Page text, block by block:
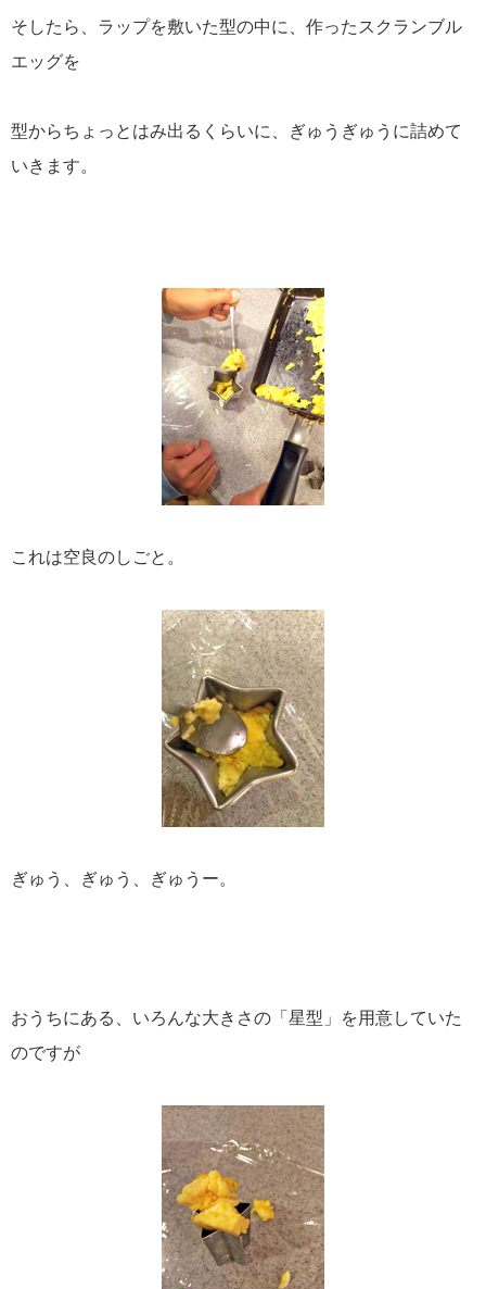
そしたら、ラップを敷いた型の中に、作ったスクランブル
エッグを
型からちょっとはみ出るくらいに、ぎゅうぎゅうに詰めて
いきます。
これは空良のしごと。
ぎゅう、ぎゅう、ぎゅうー。
おうちにある、いろんな大きさの「星型」を用意していた
のですが